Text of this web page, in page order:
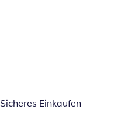
Sicheres Einkaufen